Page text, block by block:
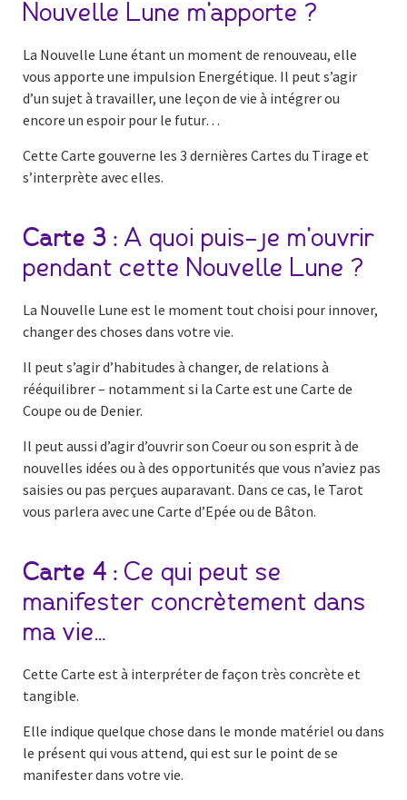
Nouvelle Lune m’apporte ?
La Nouvelle Lune étant un moment de renouveau, elle
vous apporte une impulsion Energétique. Il peut s’agir
d’un sujet à travailler, une leçon de vie à intégrer ou
encore un espoir pour le futur…
Cette Carte gouverne les 3 dernières Cartes du Tirage et
s’interprète avec elles.
Carte 3 : A quoi puis-je m’ouvrir
pendant cette Nouvelle Lune ?
La Nouvelle Lune est le moment tout choisi pour innover,
changer des choses dans votre vie.
Il peut s’agir d’habitudes à changer, de relations à
rééquilibrer – notamment si la Carte est une Carte de
Coupe ou de Denier.
Il peut aussi d’agir d’ouvrir son Coeur ou son esprit à de
nouvelles idées ou à des opportunités que vous n’aviez pas
saisies ou pas perçues auparavant. Dans ce cas, le Tarot
vous parlera avec une Carte d’Epée ou de Bâton.
Carte 4 : Ce qui peut se
manifester concrètement dans
ma vie…
Cette Carte est à interpréter de façon très concrète et
tangible.
Elle indique quelque chose dans le monde matériel ou dans
le présent qui vous attend, qui est sur le point de se
manifester dans votre vie.